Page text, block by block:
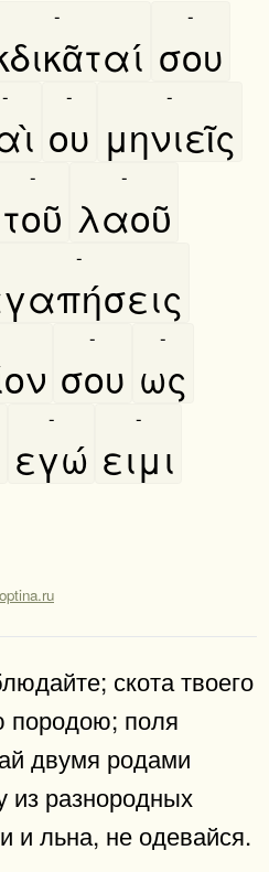
-
σου
-
-
ου
-
μηνιεῖς
-
τοῦ
-
λαοῦ
-
-
σου
-
ως
-
εγώ
-
ειμι
-
скота твоего
породою; поля
двумя родами
из разнородных
и льна, не одевайся.